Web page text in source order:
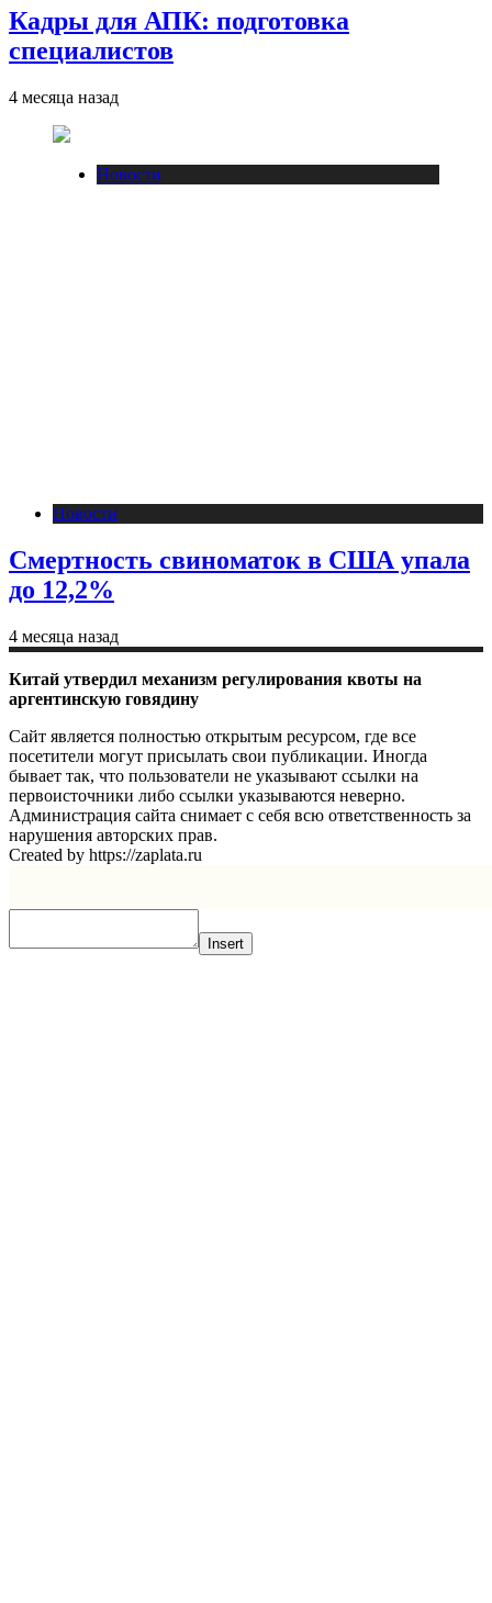
Кадры для АПК: подготовка
специалистов
4 месяца назад
Новости
Новости
Смертность свиноматок в США упала
до 12,2%
4 месяца назад
Китай утвердил механизм регулирования квоты на
аргентинскую говядину
Сайт является полностью открытым ресурсом, где все
посетители могут присылать свои публикации. Иногда
бывает так, что пользователи не указывают ссылки на
первоисточники либо ссылки указываются неверно.
Администрация сайта снимает с себя всю ответственность за
нарушения авторских прав.
Created by https://zaplata.ru
Insert